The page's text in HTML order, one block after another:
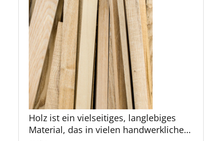
Holz ist ein vielseitiges, langlebiges
Material, das in vielen handwerklichen